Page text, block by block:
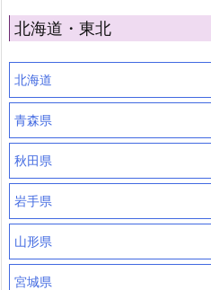
北海道・東北
北海道
青森県
秋田県
岩手県
山形県
宮城県